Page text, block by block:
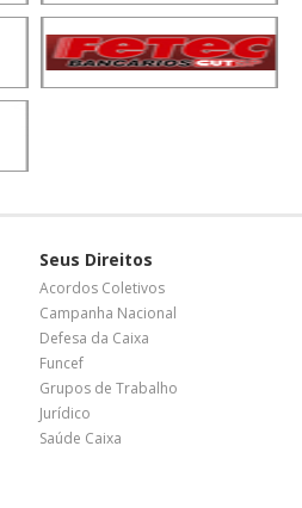
Seus Direitos
Acordos Coletivos
Campanha Nacional
Defesa da Caixa
Funcef
Grupos de Trabalho
Jurídico
Saúde Caixa